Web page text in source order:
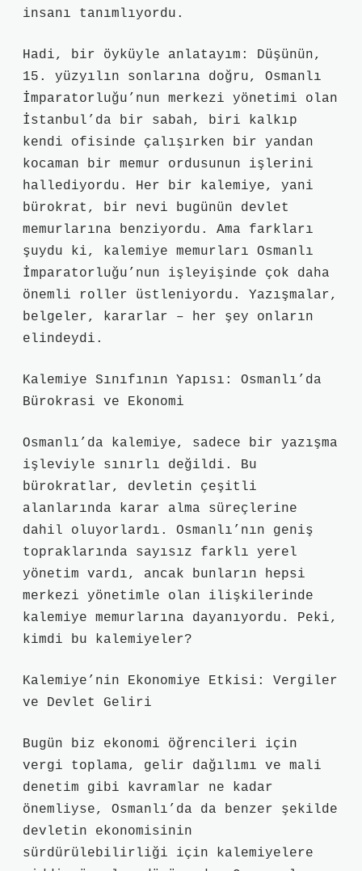
insanı tanımlıyordu.
Hadi, bir öyküyle anlatayım: Düşünün,
15. yüzyılın sonlarına doğru, Osmanlı
İmparatorluğu’nun merkezi yönetimi olan
İstanbul’da bir sabah, biri kalkıp
kendi ofisinde çalışırken bir yandan
kocaman bir memur ordusunun işlerini
hallediyordu. Her bir kalemiye, yani
bürokrat, bir nevi bugünün devlet
memurlarına benziyordu. Ama farkları
şuydu ki, kalemiye memurları Osmanlı
İmparatorluğu’nun işleyişinde çok daha
önemli roller üstleniyordu. Yazışmalar,
belgeler, kararlar – her şey onların
elindeydi.
Kalemiye Sınıfının Yapısı: Osmanlı’da
Bürokrasi ve Ekonomi
Osmanlı’da kalemiye, sadece bir yazışma
işleviyle sınırlı değildi. Bu
bürokratlar, devletin çeşitli
alanlarında karar alma süreçlerine
dahil oluyorlardı. Osmanlı’nın geniş
topraklarında sayısız farklı yerel
yönetim vardı, ancak bunların hepsi
merkezi yönetimle olan ilişkilerinde
kalemiye memurlarına dayanıyordu. Peki,
kimdi bu kalemiyeler?
Kalemiye’nin Ekonomiye Etkisi: Vergiler
ve Devlet Geliri
Bugün biz ekonomi öğrencileri için
vergi toplama, gelir dağılımı ve mali
denetim gibi kavramlar ne kadar
önemliyse, Osmanlı’da da benzer şekilde
devletin ekonomisinin
sürdürülebilirliği için kalemiyelere